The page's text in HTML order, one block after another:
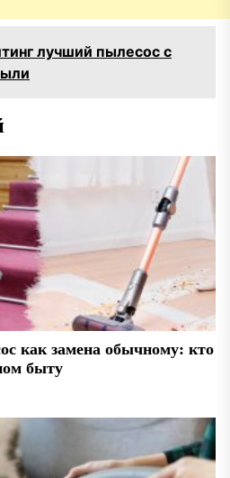
лучший пылесос с
как замена обычному: кто
быту